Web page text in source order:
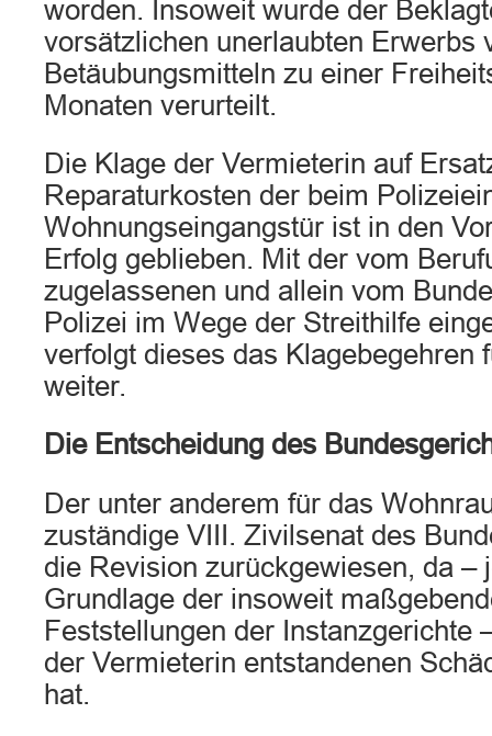
worden. Insoweit wurde der
vorsätzlichen unerlaubten Erwerbs
Betäubungsmitteln zu einer
Monaten verurteilt.
Die Klage der Vermieterin auf
Reparaturkosten der beim
Wohnungseingangstür ist in den
Erfolg geblieben. Mit der vom
zugelassenen und allein vom
Polizei im Wege der Streithilfe
verfolgt dieses das Klagebegehren
weiter.
Die Entscheidung des
Der unter anderem für das
zuständige VIII. Zivilsenat des
die Revision zurückgewiesen, da –
Grundlage der insoweit
Feststellungen der Instanzgerichte
der Vermieterin entstandenen
hat.